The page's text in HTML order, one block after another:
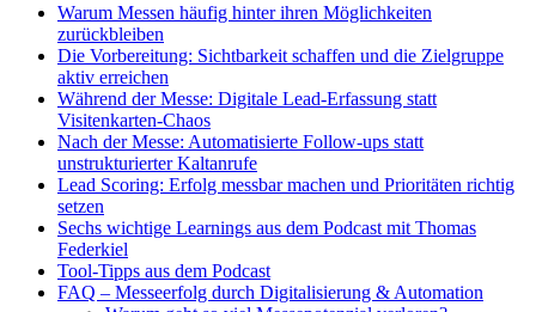
Warum Messen häufig hinter ihren Möglichkeiten
zurückbleiben
Die Vorbereitung: Sichtbarkeit schaffen und die Zielgruppe
aktiv erreichen
Während der Messe: Digitale Lead-Erfassung statt
Visitenkarten-Chaos
Nach der Messe: Automatisierte Follow-ups statt
unstrukturierter Kaltanrufe
Lead Scoring: Erfolg messbar machen und Prioritäten richtig
setzen
Sechs wichtige Learnings aus dem Podcast mit Thomas
Federkiel
Tool-Tipps aus dem Podcast
FAQ – Messeerfolg durch Digitalisierung & Automation